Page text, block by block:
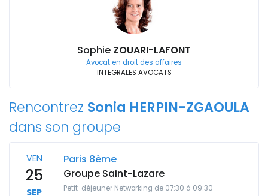
Sophie ZOUARI-LAFONT
Avocat en droit des affaires
INTEGRALES AVOCATS
Rencontrez Sonia HERPIN-ZGAOULA
dans son groupe
VEN
25
SEP
Paris 8ème
Groupe Saint-Lazare
Petit-déjeuner Networking de 07:30 à 09:30